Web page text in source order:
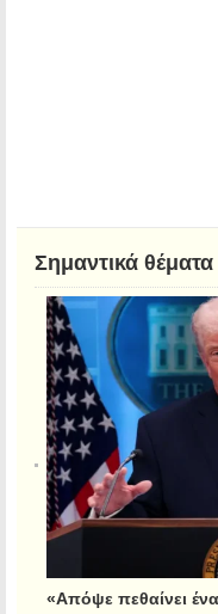
Σημαντικά θέματα
«Απόψε πεθαίνει